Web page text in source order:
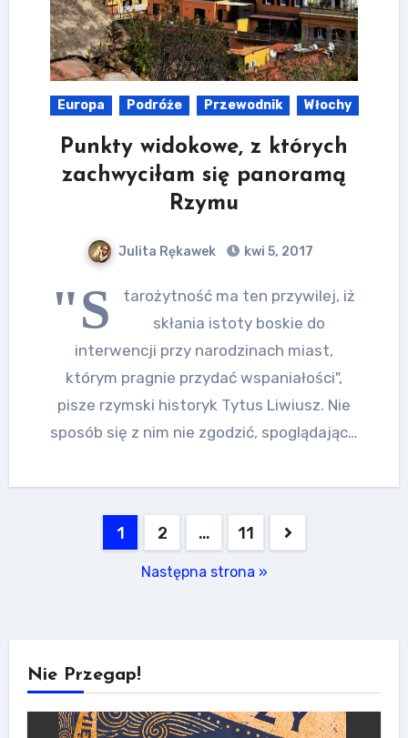
Europa Podróże Przewodnik Włochy
Punkty widokowe, z których
zachwyciłam się panoramą
Rzymu
Julita Rękawek kwi 5, 2017
"S
tarożytność ma ten przywilej, iż
skłania istoty boskie do
interwencji przy narodzinach miast,
którym pragnie przydać wspaniałości",
pisze rzymski historyk Tytus Liwiusz. Nie
sposób się z nim nie zgodzić, spoglądając…
Stronicowanie
1 2 … 11
Następna strona »
Nie Przegap!